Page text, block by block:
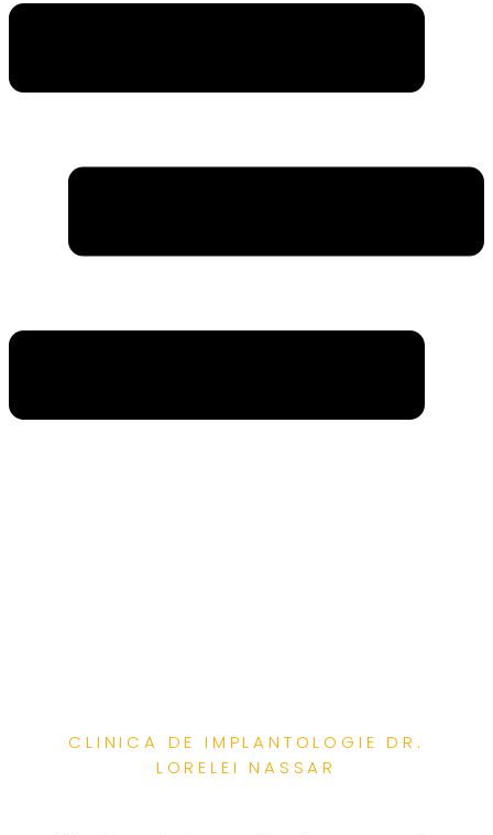
CLINICA DE IMPLANTOLOGIE DR.
LORELEI NASSAR